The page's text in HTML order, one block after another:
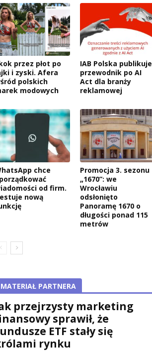
przez płot po
i zyski. Afera
polskich
modowych
IAB Polska publikuje
przewodnik po AI
Act dla branży
reklamowej
chce
od firm.
nową
Promocja 3. sezonu
„1670”: we
Wrocławiu
odsłonięto
Panoramę 1670 o
długości ponad 115
metrów
MATERIAŁ PARTNERA
przejrzysty marketing
sprawił, że
ETF stały się
rynku